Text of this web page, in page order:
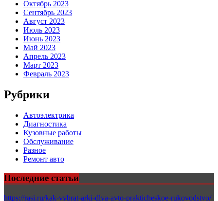
Октябрь 2023
Сентябрь 2023
Август 2023
Июль 2023
Июнь 2023
Май 2023
Апрель 2023
Март 2023
Февраль 2023
Рубрики
Автоэлектрика
Диагностика
Кузовные работы
Обслуживание
Разное
Ремонт авто
Последние статьи
https://rasi.ru/kak-vybrat-arki-dlya-avto-prakticheskoe-rukovodstvo/